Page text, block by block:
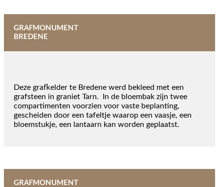
GRAFMONUMENT
BREDENE
Deze grafkelder te Bredene werd bekleed met een
grafsteen in graniet Tarn. In de bloembak zijn twee
compartimenten voorzien voor vaste beplanting,
gescheiden door een tafeltje waarop een vaasje, een
bloemstukje, een lantaarn kan worden geplaatst.
GRAFMONUMENT